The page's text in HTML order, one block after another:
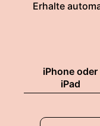
Erhalte
iPhone oder
iPad